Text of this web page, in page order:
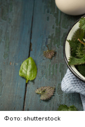
Фото: shutterstock
Опасность же
содержит
которая может